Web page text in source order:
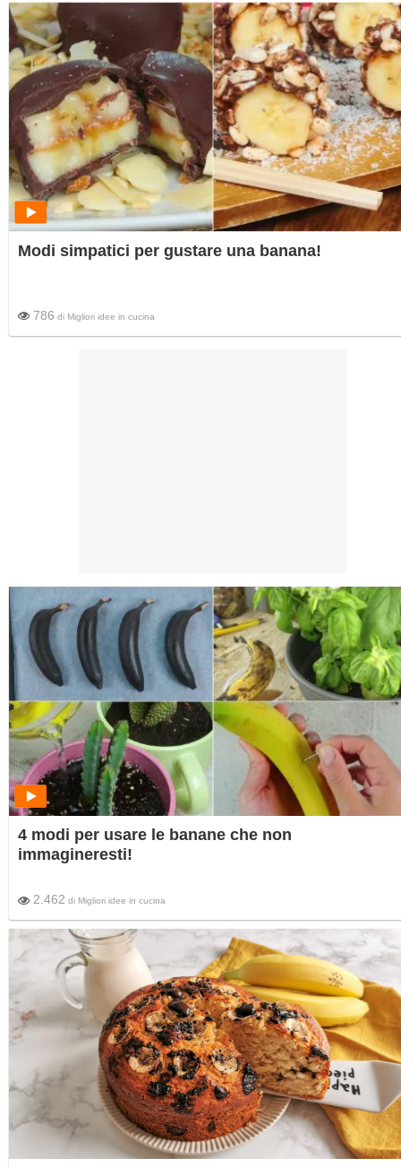
Modi simpatici per gustare una banana!
786 di Migliori idee in cucina
4 modi per usare le banane che non
immagineresti!
2.462 di Migliori idee in cucina